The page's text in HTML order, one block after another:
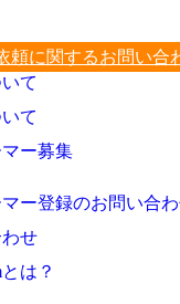
頼に関するお問い合
て
て
ー募集
ー登録のお問い合
せ
は？